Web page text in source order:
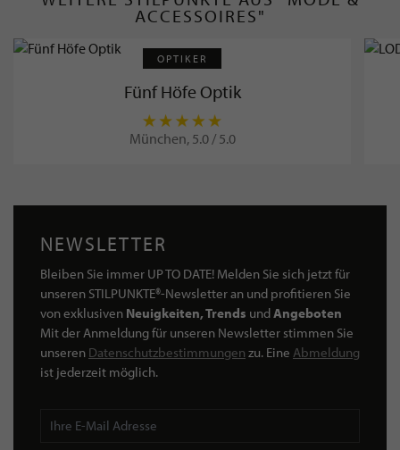
ACCESSOIRES"
OPTIKER
Fünf Höfe Optik
München, 5.0 / 5.0
NEWSLETTER
Bleiben Sie immer UP TO DATE! Melden Sie sich jetzt für
unseren STILPUNKTE®-Newsletter an und profitieren Sie
von exklusiven Neuigkeiten, Trends undAngeboten
Mit der Anmeldung für unseren Newsletter stimmen Sie
unseren Datenschutzbestimmungen zu. Eine Abmeldung
ist jederzeit möglich.